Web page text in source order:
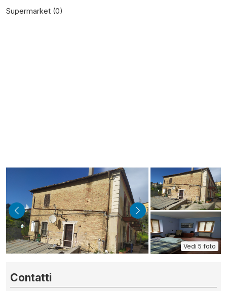
Supermarket (0)
indietro avanti
Vedi 5 foto
Contatti